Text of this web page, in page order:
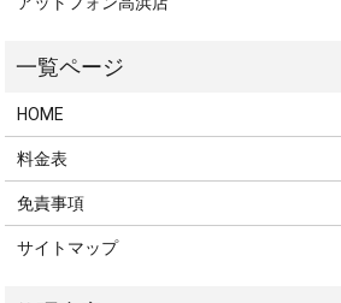
HOME
料金表
免責事項
サイトマップ